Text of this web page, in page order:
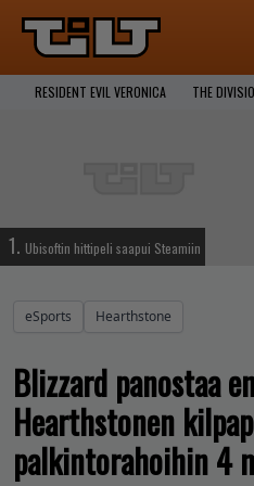
RESIDENT EVIL VERONICA THE
1. Ubisoftin hittipeli saapui Steamiin
eSports Hearthstone
Blizzard panostaa
Hearthstonen
palkintorahoihin 4